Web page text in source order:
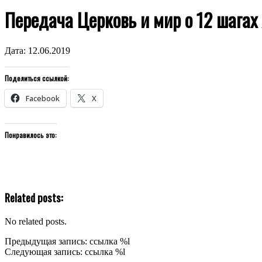
Передача Церковь и мир о 12
Дата: 12.06.2019
Поделиться ссылкой:
Facebook X
Понравилось это:
Related posts:
No related posts.
2019-
06-
Предыдущая запись: ссылка %l
Следующая запись: ссылка %l